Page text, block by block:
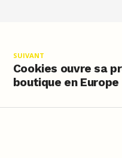
SUIVANT
Cookies ouvre sa
boutique en Europe